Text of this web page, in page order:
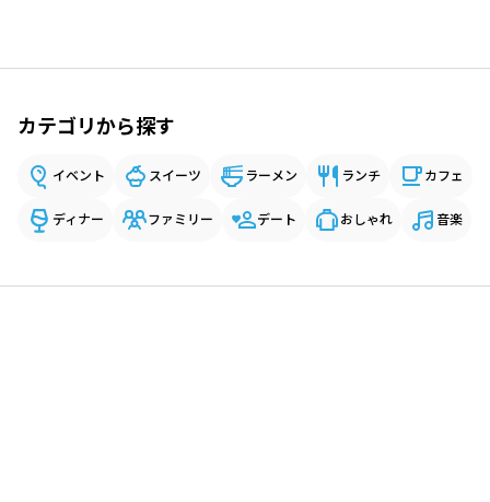
カテゴリから探す
イベント スイーツ ラーメン ランチ カフェ
ディナー ファミリー デート おしゃれ 音楽